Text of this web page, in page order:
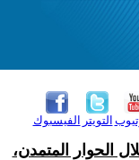
الفيسبوك التويتر
الحوار المتمدن،